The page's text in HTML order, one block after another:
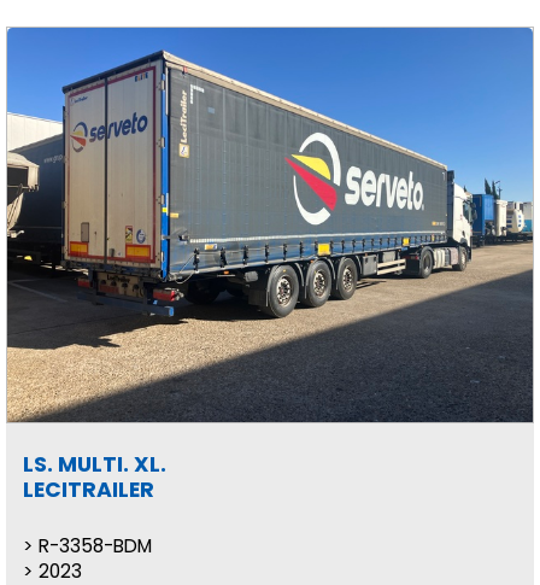
LS. MULTI. XL.
LECITRAILER
R-3358-BDM
2023